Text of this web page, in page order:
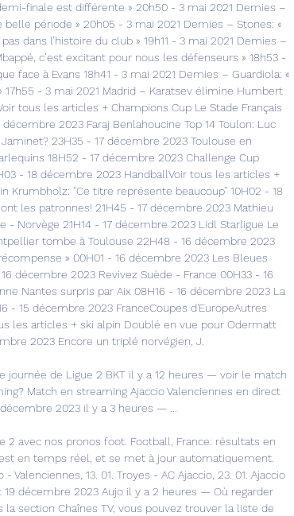
finale est différente » 20h50 - 3 mai 2021 Demies –
belle période » 20h05 - 3 mai 2021 Demies – Stones: «
dans l’histoire du club » 19h11 - 3 mai 2021 Demies –
c’est excitant pour nous les défenseurs » 18h53 -
face à Evans 18h41 - 3 mai 2021 Demies – Guardiola: «
17h55 - 3 mai 2021 Madrid – Karatsev élimine Humbert
tous les articles + Champions Cup Le Stade Français
2023 Faraj Benlahoucine Top 14 Toulon: Luc
23H35 - 17 décembre 2023 Toulouse en
18H52 - 17 décembre 2023 Challenge Cup
- 18 décembre 2023 HandballVoir tous les articles +
Krumbholz: ''Ce titre représente beaucoup'' 10H02 - 18
les patronnes! 21H45 - 17 décembre 2023 Mathieu
- Norvège 21H14 - 17 décembre 2023 Lidl Starligue Le
tombe à Toulouse 22H48 - 16 décembre 2023
» 00H01 - 16 décembre 2023 Les Bleues
décembre 2023 Revivez Suède - France 00H33 - 16
Nantes surpris par Aix 08H16 - 16 décembre 2023 La
- 15 décembre 2023 FranceCoupes d'EuropeAutres
les articles + ski alpin Doublé en vue pour Odermatt
2023 Encore un triplé norvégien, J.
journée de Ligue 2 BKT il y a 12 heures — voir le match
Match en streaming Ajaccio Valenciennes en direct
2023 il y a 3 heures — ...
2 avec nos pronos foot. Football, France: résultats en
est en temps réel, et se met à jour automatiquement.
Valenciennes, 13. 01. Troyes - AC Ajaccio, 23. 01. Ajaccio
décembre 2023 Aujo il y a 2 heures — Où regarder
la section Chaînes TV, vous pouvez trouver la liste de